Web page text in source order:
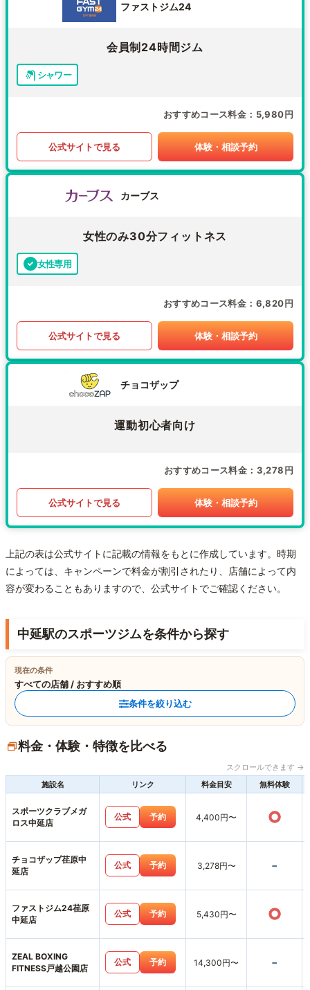
ファストジム24
会員制24時間ジム
シャワー
おすすめコース料金 5,980円
公式サイトで見る 体験・相談予約
カーブス
女性のみ30分フィットネス
女性専用
おすすめコース料金 6,820円
公式サイトで見る 体験・相談予約
チョコザップ
運動初心者向け
おすすめコース料金 3,278円
公式サイトで見る 体験・相談予約
上記の表は公式サイトに記載の情報をもとに作成しています。時期
によっては、キャンペーンで料金が割引されたり、店舗によって内
容が変わることもありますので、公式サイトでご確認ください。
中延駅のスポーツジムを条件から探す
現在の条件
すべての店舗 / おすすめ順
条件を絞り込む
料金・体験・特徴を比べる
スクロールできます →
施設名
リンク 料金目安 無料体験
スポーツクラブメガ
ロス中延店
公式 予約 4,400円〜 ○
チョコザップ荏原中
延店
公式 予約 3,278円〜 -
ファストジム24荏原
中延店
公式 予約 5,430円〜 ○
ZEAL BOXING
FITNESS戸越公園店
公式 予約 14,300円〜 -